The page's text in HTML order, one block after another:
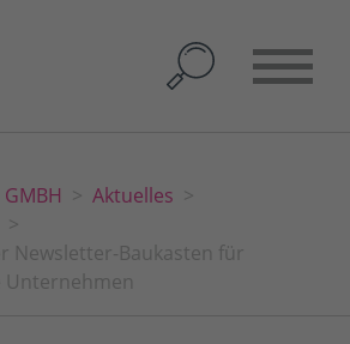
Aktuelles
Newsletter-Baukasten für